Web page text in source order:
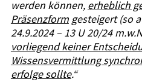
werden können, erheblich
Präsenzformgesteigert (so
24.9.2024 – 13 U 20/24
vorliegend keiner
Wissensvermittlung
erfolge sollte.“